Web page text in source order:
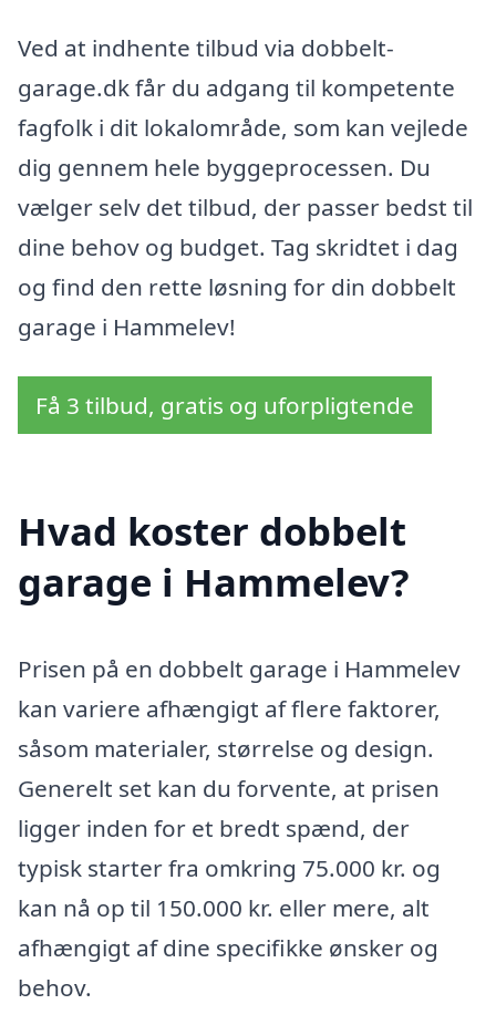
Ved at indhente tilbud via dobbelt-
garage.dk får du adgang til kompetente
fagfolk i dit lokalområde, som kan vejlede
dig gennem hele byggeprocessen. Du
vælger selv det tilbud, der passer bedst til
dine behov og budget. Tag skridtet i dag
og find den rette løsning for din dobbelt
garage i Hammelev!
Få 3 tilbud, gratis og uforpligtende
Hvad koster dobbelt
garage i Hammelev?
Prisen på en dobbelt garage i Hammelev
kan variere afhængigt af flere faktorer,
såsom materialer, størrelse og design.
Generelt set kan du forvente, at prisen
ligger inden for et bredt spænd, der
typisk starter fra omkring 75.000 kr. og
kan nå op til 150.000 kr. eller mere, alt
afhængigt af dine specifikke ønsker og
behov.